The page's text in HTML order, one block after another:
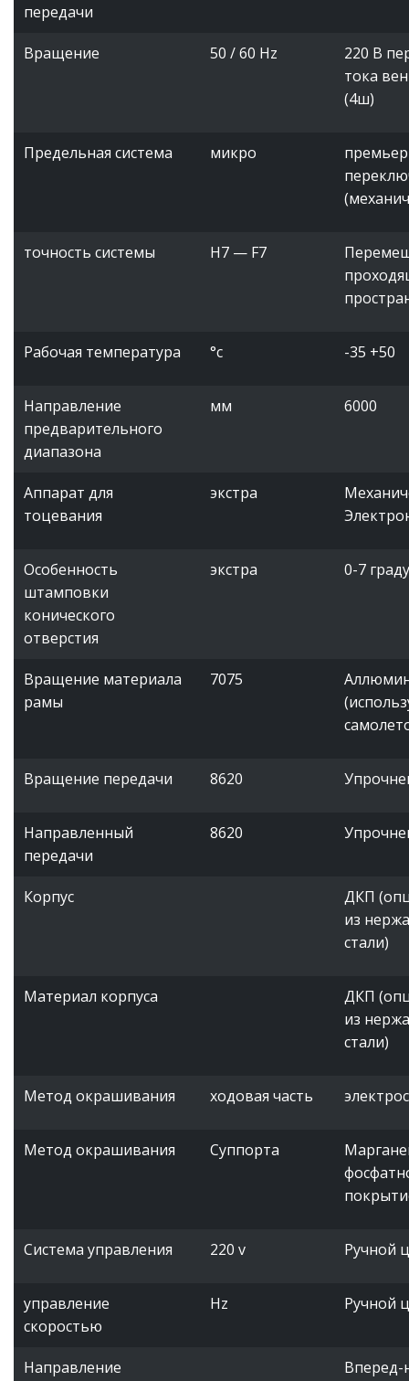
передачи
Вращение 50 / 60 Hz
220 В
тока
(4ш)
Предельная система микро
точность системы H7 — F7
Рабочая температура °c -35 +50
Направление
предварительного
диапазона
мм 6000
Аппарат для
тоцевания
экстра
Особенность
штамповки
конического
отверстия
экстра 0-7
Вращение материала
рамы
7075
Вращение передачи 8620
Направленный
передачи
8620
Корпус
ДКП
из
стали)
Материал корпуса
ДКП
из
стали)
Метод окрашивания ходовая часть
Метод окрашивания Суппорта
Система управления 220 v Ручной
управление
скоростью
Hz Ручной
Направление Вперед-